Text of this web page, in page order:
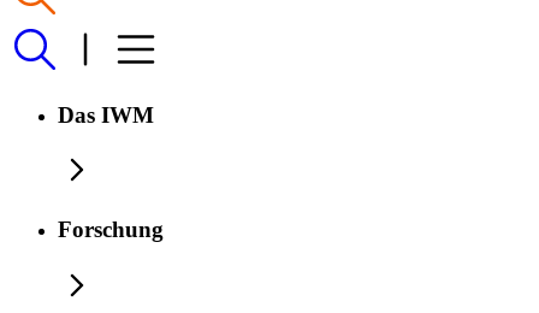
Das IWM
Forschung